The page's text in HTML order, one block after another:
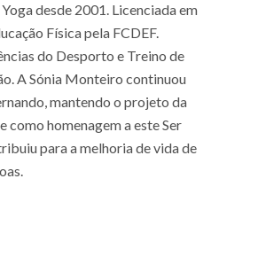
desde 2001. Licenciada em
Física pela FCDEF.
do Desporto e Treino de
A Sónia Monteiro continuou
mantendo o projeto da
como homenagem a este Ser
para a melhoria de vida de